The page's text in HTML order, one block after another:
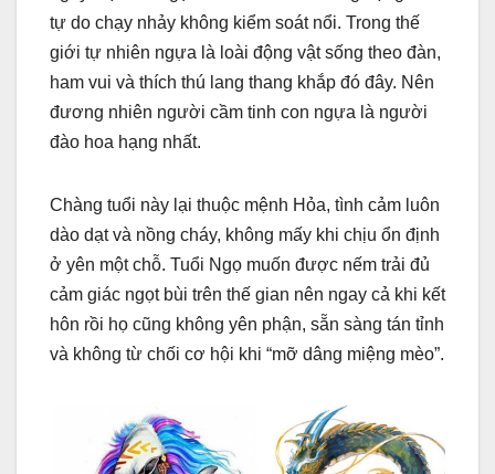
tự do chạy nhảy không kiểm soát nổi. Trong thế
giới tự nhiên ngựa là loài động vật sống theo đàn,
ham vui và thích thú lang thang khắp đó đây. Nên
đương nhiên người cầm tinh con ngựa là người
đào hoa hạng nhất.
Chàng tuổi này lại thuộc mệnh Hỏa, tình cảm luôn
dào dạt và nồng cháy, không mấy khi chịu ổn định
ở yên một chỗ. Tuổi Ngọ muốn được nếm trải đủ
cảm giác ngọt bùi trên thế gian nên ngay cả khi kết
hôn rồi họ cũng không yên phận, sẵn sàng tán tỉnh
và không từ chối cơ hội khi “mỡ dâng miệng mèo”.